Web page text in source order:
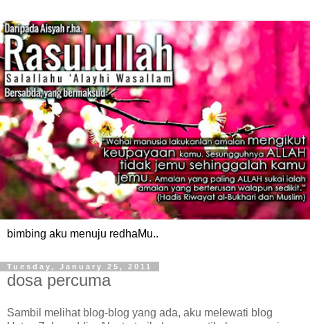
bimbing aku menuju redhaMu..
Tuesday, January 25, 2011
dosa percuma
Sambil melihat blog-blog yang ada, aku melewati blog